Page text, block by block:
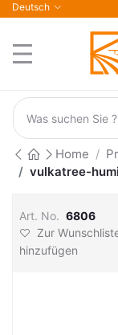
Deutsch
Home
vulkatree-
Art. No. 6806
Zur
hinzufügen